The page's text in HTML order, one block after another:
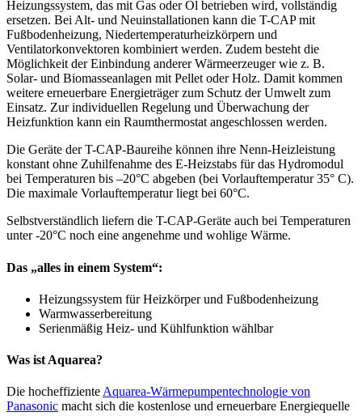
Heizungssystem, das mit Gas oder Öl betrieben wird, vollständig
ersetzen. Bei Alt- und Neuinstallationen kann die T-CAP mit
Fußbodenheizung, Niedertemperaturheizkörpern und
Ventilatorkonvektoren kombiniert werden. Zudem besteht die
Möglichkeit der Einbindung anderer Wärmeerzeuger wie z. B.
Solar- und Biomasseanlagen mit Pellet oder Holz. Damit kommen
weitere erneuerbare Energieträger zum Schutz der Umwelt zum
Einsatz. Zur individuellen Regelung und Überwachung der
Heizfunktion kann ein Raumthermostat angeschlossen werden.
Die Geräte der T-CAP-Baureihe können ihre Nenn-Heizleistung
konstant ohne Zuhilfenahme des E-Heizstabs für das Hydromodul
bei Temperaturen bis –20°C abgeben (bei Vorlauftemperatur 35° C).
Die maximale Vorlauftemperatur liegt bei 60°C.
Selbstverständlich liefern die T-CAP-Geräte auch bei Temperaturen
unter -20°C noch eine angenehme und wohlige Wärme.
Das „alles in einem System“:
Heizungssystem für Heizkörper und Fußbodenheizung
Warmwasserbereitung
Serienmäßig Heiz- und Kühlfunktion wählbar
Was ist Aquarea?
Die hocheffiziente Aquarea-Wärmepumpentechnologie von
Panasonic macht sich die kostenlose und erneuerbare Energiequelle